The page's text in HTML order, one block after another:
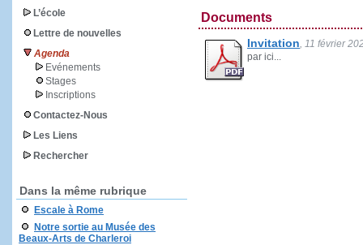
L’école
Lettre de nouvelles
Agenda
Evénements
Stages
Inscriptions
Contactez-Nous
Les Liens
Rechercher
Dans la même rubrique
Escale à Rome
Notre sortie au Musée des
Beaux-Arts de Charleroi
Documents
Invitation, 11 février
par ici...